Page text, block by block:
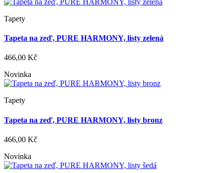
Tapety
Tapeta na zeď, PURE HARMONY, listy zelená
466,00 Kč
Novinka
Tapety
Tapeta na zeď, PURE HARMONY, listy bronz
466,00 Kč
Novinka